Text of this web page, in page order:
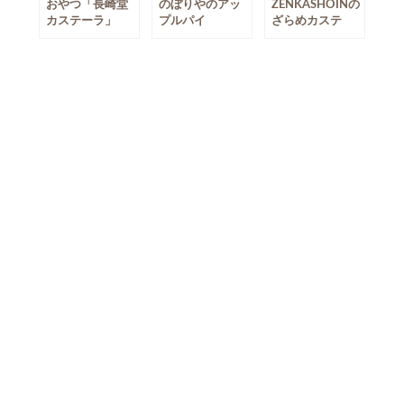
おやつ「長崎堂
カステーラ」
のぼりやのアッ
プルパイ
ZENKASHOINの
ざらめカステ